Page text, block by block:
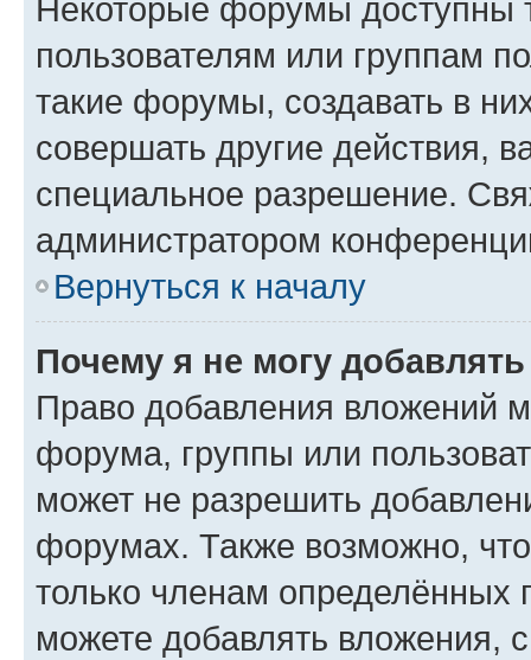
Некоторые форумы доступны
пользователям или группам
такие форумы, создавать в
совершать другие действия,
специальное разрешение.
администратором
Вернуться к началу
Почему я не могу
Право добавления вложений
форума, группы или
может не разрешить
форумах. Также возможно,
только членам определённых
можете добавлять вложения,